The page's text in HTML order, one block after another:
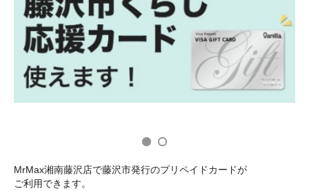
MrMax湘南藤沢店で藤沢市発行のプリペイドカードが
ご利用できます。